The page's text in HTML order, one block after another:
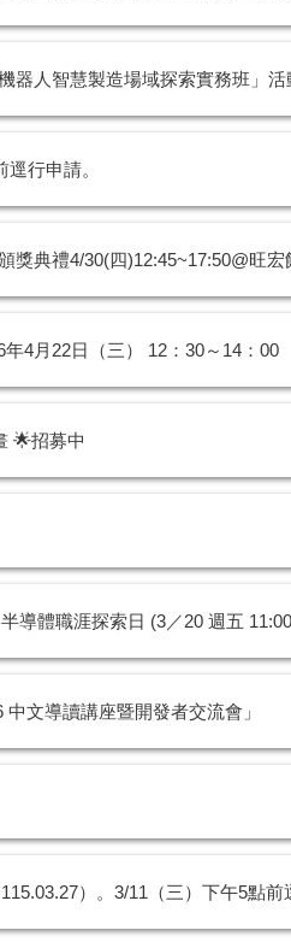
器人智慧製造場域探索實務班」活
行申請。
獎典禮4/30(四)12:45~17:50@旺
4月22日（三） 12：30～14：00
🌟招募中
導體職涯探索日 (3／20 週五
文導讀講座暨開發者交流會」
）。3/11（三）下午5點前